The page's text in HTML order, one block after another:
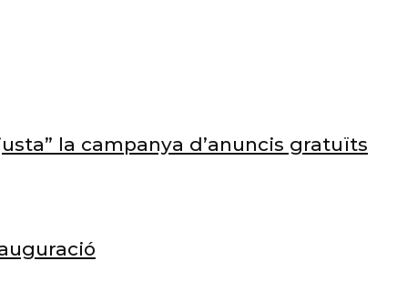
la campanya d’anuncis gratuïts